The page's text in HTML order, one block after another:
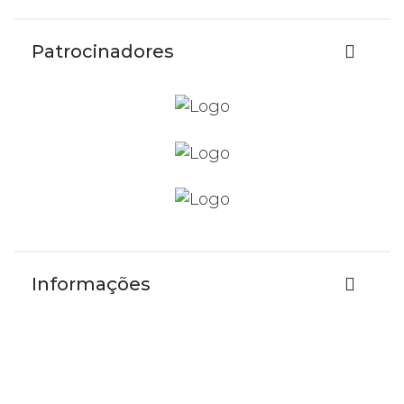
Patrocinadores
Informações